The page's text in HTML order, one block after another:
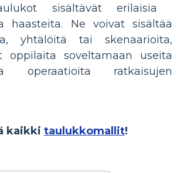
sisältävät erilaisia
haasteita. Ne voivat sisältää
yhtälöitä tai skenaarioita,
oppilaita soveltamaan useita
operaatioita ratkaisujen
kaikki taulukkomallit!